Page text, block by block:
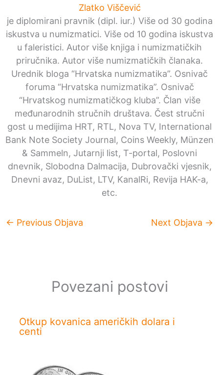
Zlatko Viščević
je diplomirani pravnik (dipl. iur.) Više od 30 godina
iskustva u numizmatici. Više od 10 godina iskustva
u faleristici. Autor više knjiga i numizmatičkih
priručnika. Autor više numizmatičkih članaka.
Urednik bloga “Hrvatska numizmatika”. Osnivač
foruma “Hrvatska numizmatika”. Osnivač
“Hrvatskog numizmatičkog kluba”. Član više
međunarodnih stručnih društava. Čest stručni
gost u medijima HRT, RTL, Nova TV, International
Bank Note Society Journal, Coins Weekly, Münzen
& Sammeln, Jutarnji list, T-portal, Poslovni
dnevnik, Slobodna Dalmacija, Dubrovački vjesnik,
Dnevni avaz, DuList, LTV, KanalRi, Revija HAK-a,
etc.
← Previous Objava Next Objava →
Povezani postovi
Otkup kovanica američkih dolara i
centi